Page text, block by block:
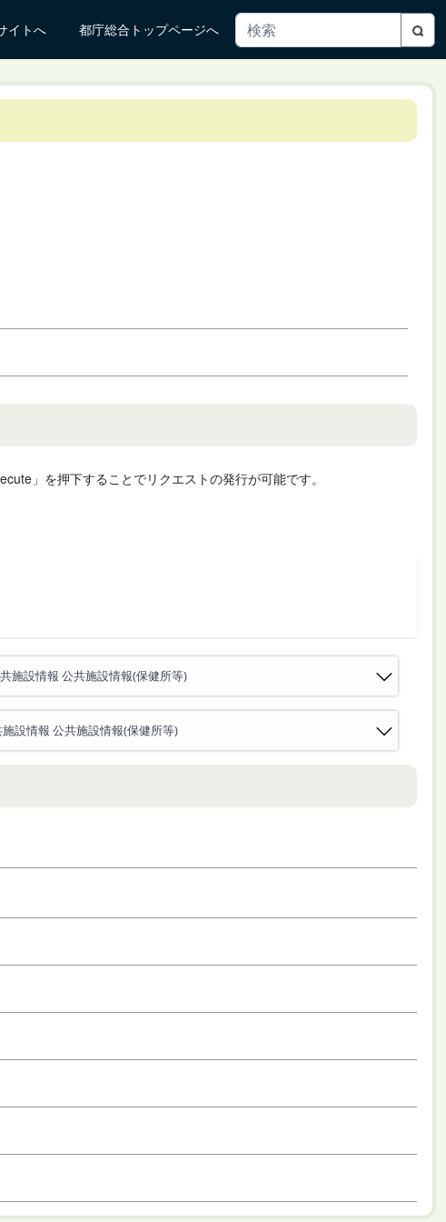
イトへ 都庁総合トップページへ
」を押下することでリクエストの発行が可能です。
施設情報 公共施設情報(保健所等)
設情報 公共施設情報(保健所等)